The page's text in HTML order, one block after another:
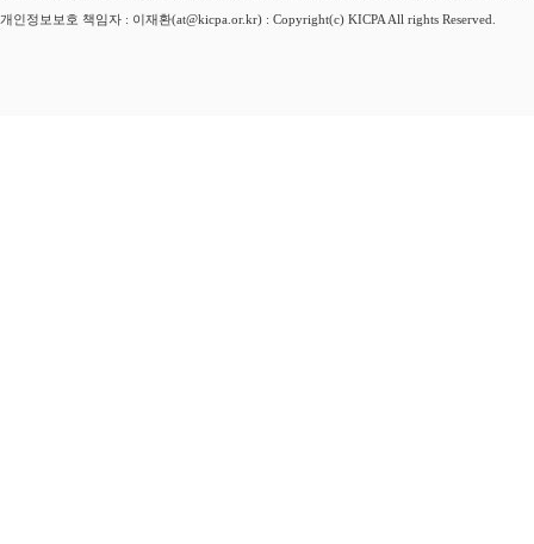
개인정보보호 책임자 : 이재환(at@kicpa.or.kr) : Copyright(c) KICPA All rights Reserved.